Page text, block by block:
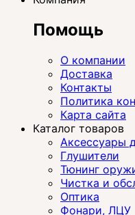
Помощь
О компании
Доставка
Контакты
Политика
Карта сайта
Каталог товаров
Аксессуары
Глушители
Тюнинг
Чистка и
Оптика
Фонари, ЛЦУ